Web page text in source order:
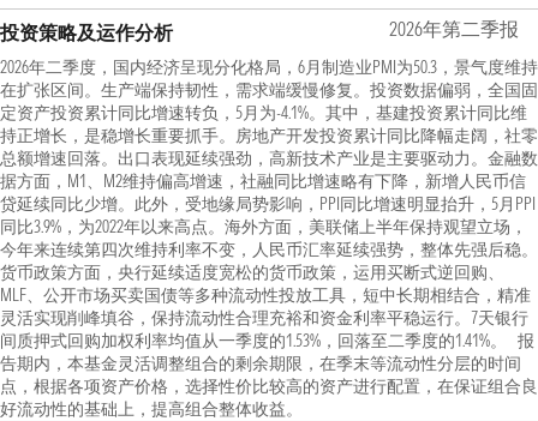
投资策略及运作分析 2026年第二季报
2026年二季度，国内经济呈现分化格局，6月制造业PMI为50.3，景气度维持
在扩张区间。生产端保持韧性，需求端缓慢修复。投资数据偏弱，全国固
定资产投资累计同比增速转负，5月为-4.1%。其中，基建投资累计同比维
持正增长，是稳增长重要抓手。房地产开发投资累计同比降幅走阔，社零
总额增速回落。出口表现延续强劲，高新技术产业是主要驱动力。金融数
据方面，M1、M2维持偏高增速，社融同比增速略有下降，新增人民币信
贷延续同比少增。此外，受地缘局势影响，PPI同比增速明显抬升，5月PPI
同比3.9%，为2022年以来高点。海外方面，美联储上半年保持观望立场，
今年来连续第四次维持利率不变，人民币汇率延续强势，整体先强后稳。
货币政策方面，央行延续适度宽松的货币政策，运用买断式逆回购、
MLF、公开市场买卖国债等多种流动性投放工具，短中长期相结合，精准
灵活实现削峰填谷，保持流动性合理充裕和资金利率平稳运行。7天银行
间质押式回购加权利率均值从一季度的1.53%，回落至二季度的1.41%。 报
告期内，本基金灵活调整组合的剩余期限，在季末等流动性分层的时间
点，根据各项资产价格，选择性价比较高的资产进行配置，在保证组合良
好流动性的基础上，提高组合整体收益。